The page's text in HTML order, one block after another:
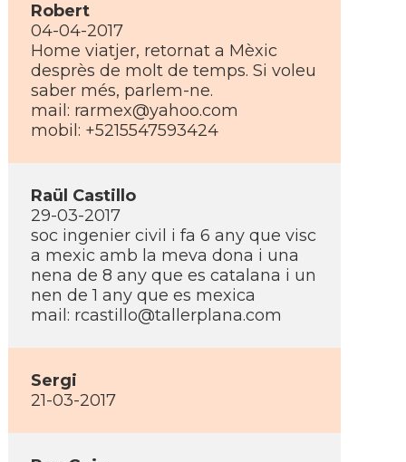
Robert
04-04-2017
Home viatjer, retornat a Mèxic
desprès de molt de temps. Si voleu
saber més, parlem-ne.
mail: rarmex@yahoo.com
mobil: +5215547593424
Raül Castillo
29-03-2017
soc ingenier civil i fa 6 any que visc
a mexic amb la meva dona i una
nena de 8 any que es catalana i un
nen de 1 any que es mexica
mail: rcastillo@tallerplana.com
Sergi
21-03-2017